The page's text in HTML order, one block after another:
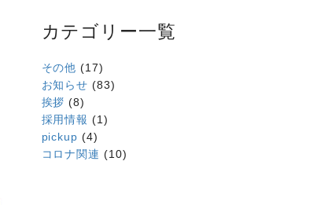
カテゴリー一覧
その他 (17)
お知らせ (83)
挨拶 (8)
採用情報 (1)
pickup (4)
コロナ関連 (10)